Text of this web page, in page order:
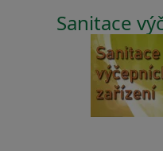
Sanitace